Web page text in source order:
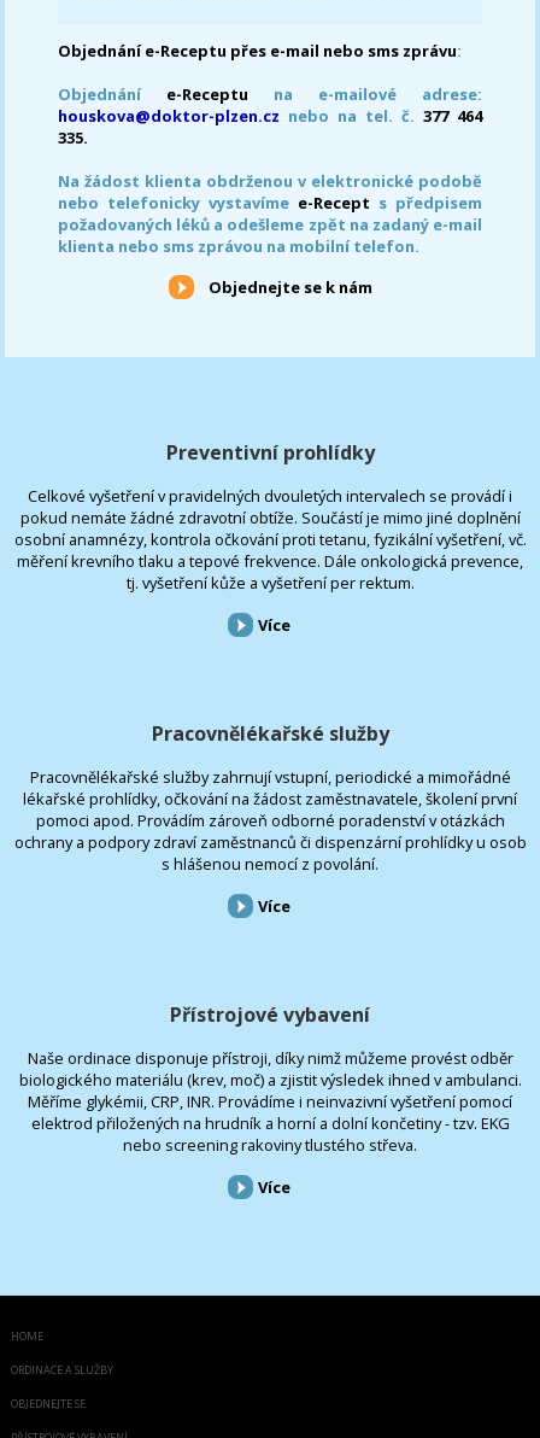
Objednání e-Receptu přes e-mail nebo sms zprávu:
Objednání e-Receptu na e-mailové adrese:
houskova@doktor-plzen.cz nebo na tel. č. 377 464
335.
Na žádost klienta obdrženou v elektronické podobě
nebo telefonicky vystavíme e-Recept s předpisem
požadovaných léků a odešleme zpět na zadaný e-mail
klienta nebo sms zprávou na mobilní telefon.
Objednejte se k nám
Preventivní prohlídky
Celkové vyšetření v pravidelných dvouletých intervalech se provádí i
pokud nemáte žádné zdravotní obtíže. Součástí je mimo jiné doplnění
osobní anamnézy, kontrola očkování proti tetanu, fyzikální vyšetření, vč.
měření krevního tlaku a tepové frekvence. Dále onkologická prevence,
tj. vyšetření kůže a vyšetření per rektum.
Více
Pracovnělékařské služby
Pracovnělékařské služby zahrnují vstupní, periodické a mimořádné
lékařské prohlídky, očkování na žádost zaměstnavatele, školení první
pomoci apod. Provádím zároveň odborné poradenství v otázkách
ochrany a podpory zdraví zaměstnanců či dispenzární prohlídky u osob
s hlášenou nemocí z povolání.
Více
Přístrojové vybavení
Naše ordinace disponuje přístroji, díky nimž můžeme provést odběr
biologického materiálu (krev, moč) a zjistit výsledek ihned v ambulanci.
Měříme glykémii, CRP, INR. Provádíme i neinvazivní vyšetření pomocí
elektrod přiložených na hrudník a horní a dolní končetiny - tzv. EKG
nebo screening rakoviny tlustého střeva.
Více
HOME
ORDINACE A SLUŽBY
OBJEDNEJTE SE